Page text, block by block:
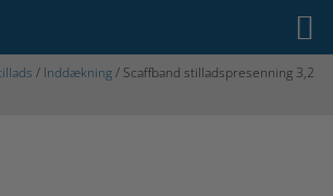
/ Inddækning/ Scaffband stilladspresenning 3,2